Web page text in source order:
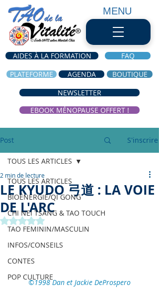
MENU
PLATEFORME AGENDA
AIDES À LA FORMATION FAQ
EBOOK MÉNOPAUSE OFFERT !
NEWSLETTER
BOUTIQUE
Post S'inscrire
TOUS LES ARTICLES
BIOÉNERGIE/QI GONG
CHI NEI TSANG & TAO TOUCH
TAO FEMININ/MASCULIN
INFOS/CONSEILS
CONTES
POP CULTURE
TOUS LES ARTICLES
LE KYUDO 弓道 : LA VOIE
DE L'ARC
2 min de lecture
Noté NaN étoiles sur 5.
©1998 Dan et Jackie DeProspero